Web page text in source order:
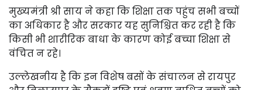
मुख्यमंत्री श्री साय ने कहा कि शिक्षा तक पहुंच सभी बच्चों
का अधिकार है और सरकार यह सुनिश्चित कर रही है कि
किसी भी शारीरिक बाधा के कारण कोई बच्चा शिक्षा से
वंचित न रहे।
उल्लेखनीय है कि इन विशेष बसों के संचालन से रायपुर